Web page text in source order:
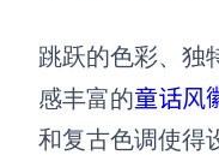
跳跃的色彩、独
感丰富的童话风
和复古色调使得